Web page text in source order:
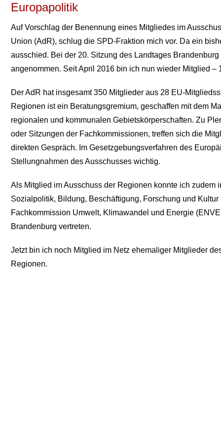
Europapolitik
Auf Vorschlag der Benennung eines Mitgliedes im
Union (AdR), schlug die SPD-Fraktion mich vor. Da ein
ausschied. Bei der 20. Sitzung des Landtages
angenommen. Seit April 2016 bin ich nun wieder Mitglied –
Der AdR hat insgesamt 350 Mitglieder aus 28 EU-
Regionen ist ein Beratungsgremium, geschaffen mit dem
regionalen und kommunalen Gebietskörperschaften. Zu
oder Sitzungen der Fachkommissionen, treffen sich die
direkten Gespräch. Im Gesetzgebungsverfahren des
Stellungnahmen des Ausschusses wichtig.
Als Mitglied im Ausschuss der Regionen konnte ich zudem
Sozialpolitik, Bildung, Beschäftigung, Forschung und
Fachkommission Umwelt, Klimawandel und Energie
Brandenburg vertreten.
Jetzt bin ich noch Mitglied im Netz ehemaliger Mitglieder
Regionen.